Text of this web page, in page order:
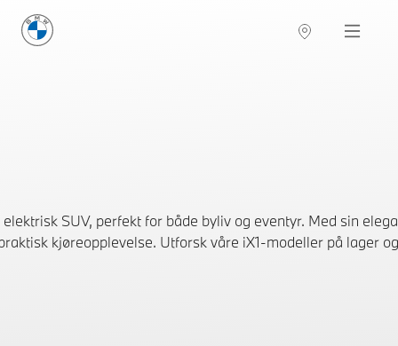
BMW Norge Navigation
SUV, perfekt for både byliv og eventyr. Med sin
kjøreopplevelse. Utforsk våre iX1-modeller på lager